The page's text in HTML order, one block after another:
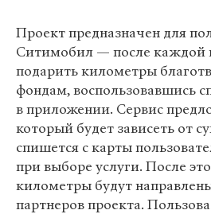
Проект предназначен для
Ситимобил — после каждой
подарить километры
фондам, воспользовавшись
в приложении. Сервис
который будет зависеть от
спишется с карты
при выборе услуги. После
километры будут
партнеров проекта.